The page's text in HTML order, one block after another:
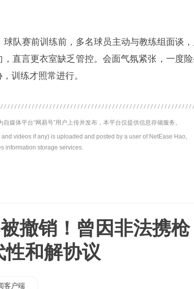
队赛前训练前，多名球员主动与教练组面谈
直言更衣室缺乏管控。会面气氛紧张，一度
训练才照常进行。
媒体平台“网易号”用户上传并发布，本平台仅提供信息存储服务。
videos if any) is uploaded and posted by a user of NetEase Hao,
information storage services.
撤销！曾因非法携枪
和解协议
客户端